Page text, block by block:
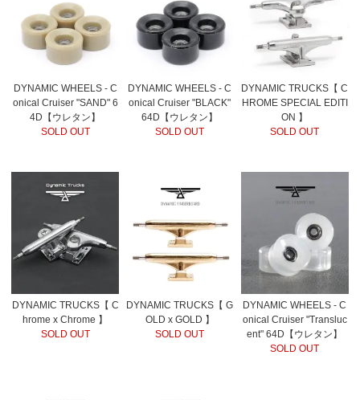
DYNAMIC WHEELS - C
onical Cruiser "SAND" 6
4D【ウレタン】
SOLD OUT
DYNAMIC WHEELS - C
onical Cruiser "BLACK"
64D【ウレタン】
SOLD OUT
DYNAMIC TRUCKS【 C
HROME SPECIAL EDITI
ON 】
SOLD OUT
DYNAMIC TRUCKS【 C
hrome x Chrome 】
SOLD OUT
DYNAMIC TRUCKS【 G
OLD x GOLD 】
SOLD OUT
DYNAMIC WHEELS - C
onical Cruiser "Transluc
ent" 64D【ウレタン】
SOLD OUT